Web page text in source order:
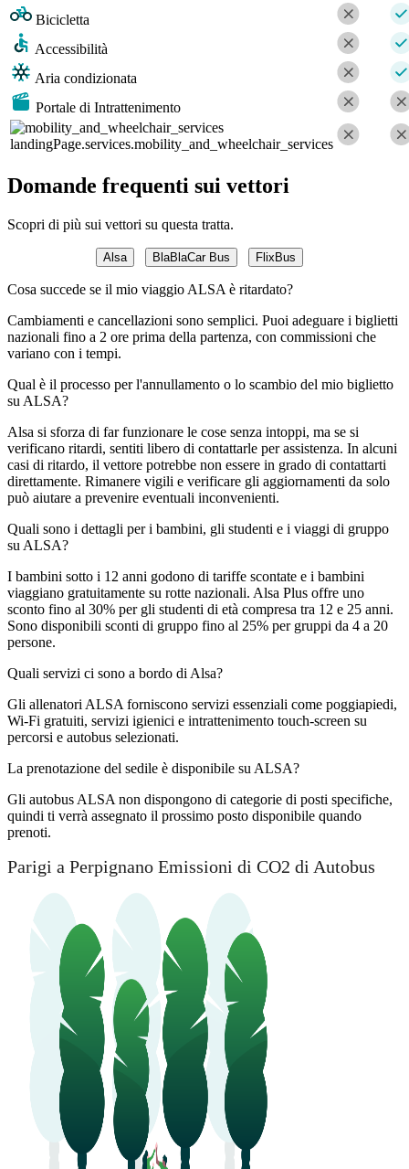
Bicicletta
Accessibilità
Aria condizionata
Portale di Intrattenimento
landingPage.services.mobility_and_wheelchair_services
Domande frequenti sui vettori
Scopri di più sui vettori su questa tratta.
Alsa BlaBlaCar Bus FlixBus
Cosa succede se il mio viaggio ALSA è ritardato?
Cambiamenti e cancellazioni sono semplici. Puoi adeguare i biglietti
nazionali fino a 2 ore prima della partenza, con commissioni che
variano con i tempi.
Qual è il processo per l'annullamento o lo scambio del mio biglietto
su ALSA?
Alsa si sforza di far funzionare le cose senza intoppi, ma se si
verificano ritardi, sentiti libero di contattarle per assistenza. In alcuni
casi di ritardo, il vettore potrebbe non essere in grado di contattarti
direttamente. Rimanere vigili e verificare gli aggiornamenti da solo
può aiutare a prevenire eventuali inconvenienti.
Quali sono i dettagli per i bambini, gli studenti e i viaggi di gruppo
su ALSA?
I bambini sotto i 12 anni godono di tariffe scontate e i bambini
viaggiano gratuitamente su rotte nazionali. Alsa Plus offre uno
sconto fino al 30% per gli studenti di età compresa tra 12 e 25 anni.
Sono disponibili sconti di gruppo fino al 25% per gruppi da 4 a 20
persone.
Quali servizi ci sono a bordo di Alsa?
Gli allenatori ALSA forniscono servizi essenziali come poggiapiedi,
Wi-Fi gratuiti, servizi igienici e intrattenimento touch-screen su
percorsi e autobus selezionati.
La prenotazione del sedile è disponibile su ALSA?
Gli autobus ALSA non dispongono di categorie di posti specifiche,
quindi ti verrà assegnato il prossimo posto disponibile quando
prenoti.
Parigi a Perpignano Emissioni di CO2 di Autobus